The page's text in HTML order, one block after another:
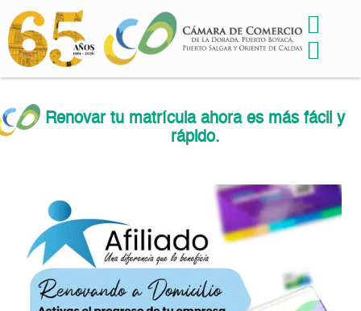
Renovar tu matrícula ahora es más fácil y
rápido.